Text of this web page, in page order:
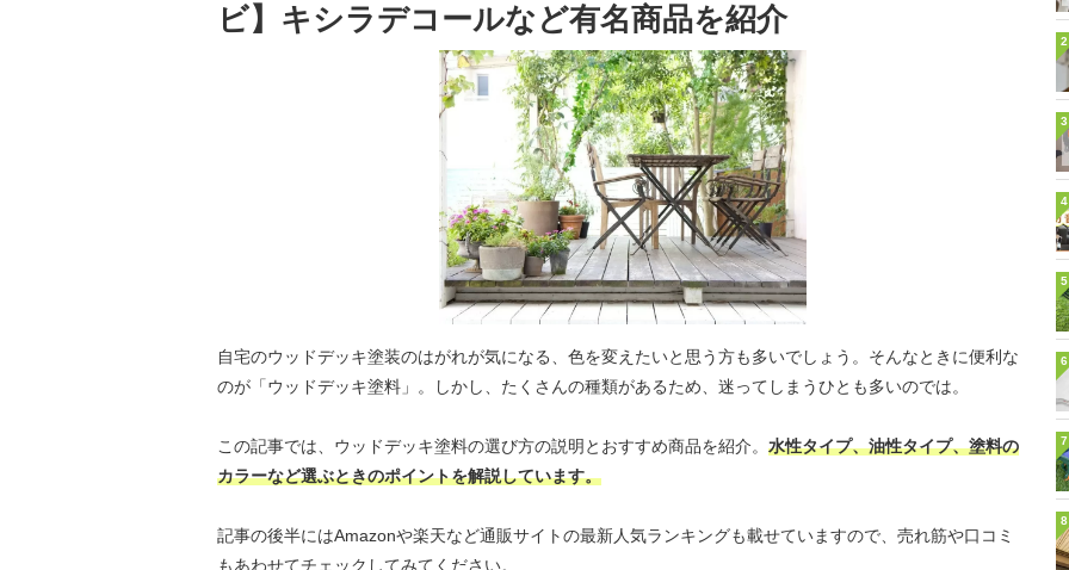
ビ】キシラデコールなど有名商品を紹介
自宅のウッドデッキ塗装のはがれが気になる、色を変えたいと思う方も多いでしょう。そんなときに便利な
のが「ウッドデッキ塗料」。しかし、たくさんの種類があるため、迷ってしまうひとも多いのでは。
この記事では、ウッドデッキ塗料の選び方の説明とおすすめ商品を紹介。 水性タイプ、油性タイプ、塗料の
カラーなど選ぶときのポイントを解説しています。
記事の後半にはAmazonや楽天など通販サイトの最新人気ランキングも載せていますので、売れ筋や口コミ
もあわせてチェックしてみてください。
2
3
4
5
6
7
8